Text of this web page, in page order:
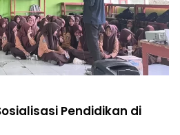
Pendidikan di